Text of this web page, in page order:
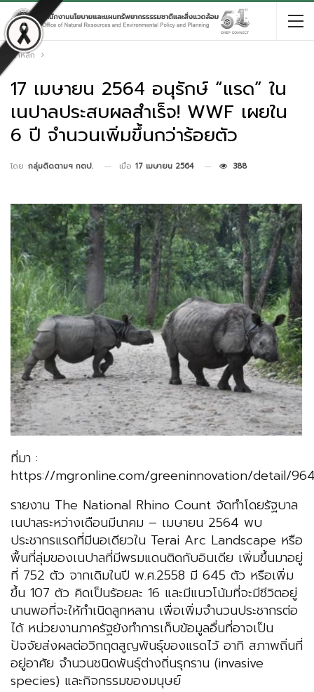
หน้าหลัก
17 เมษายน 2564 อนุรักษ์ “แรด” ใน
เนปาลประสบผลสำเร็จ! WWF เผยใน
6 ปี จำนวนเพิ่มขึ้นกว่าร้อยตัว
โดย กลุ่มติดตามฯ กตป. เมื่อ 17 เมษายน 2564 388
ที่มา :
https://mgronline.com/greeninnovation/detail/
รายงาน The National Rhino Count จัดทำโดยรัฐบาล
เนปาลระหว่างเดือนมีนาคม – เมษายน 2564 พบ
ประชากรแรดที่มีนอเดียวใน Terai Arc Landscape หรือ
พื้นที่ลุ่มของเนปาลที่มีพรมแดนติดกับอินเดีย เพิ่มขึ้นมาอยู่
ที่ 752 ตัว จากเดิมในปี พ.ศ.2558 มี 645 ตัว หรือเพิ่ม
ขึ้น 107 ตัว คิดเป็นร้อยละ 16 และมีแนวโน้มที่จะมีชีวิตอยู่
นานพอที่จะให้กำเนิดลูกหลาน เพื่อเพิ่มจำนวนประชากรต่อ
ได้ หน่วยงานภาครัฐยังทำการเก็บข้อมูลอื่นที่อาจเป็น
ปัจจัยส่งผลต่อวิกฤตสูญพันธุ์ของแรดไว้ อาทิ สภาพถิ่นที่
อยู่อาศัย จำนวนชนิดพันธุ์ต่างถิ่นรุกราน (invasive
species) และกิจกรรมของมนุษย์